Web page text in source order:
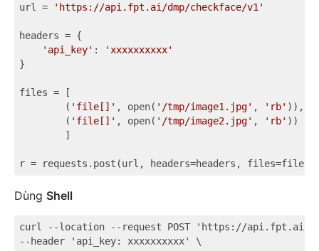
url = 'https://api.fpt.ai/dmp/checkface/v1'
headers = {
'api_key' :
'xxxxxxxxxx'
}
files = [
        (
'file[]' , open( '/tmp/image1.jpg' , 'rb' )),
        (
'file[]' , open( '/tmp/image2.jpg' , 'rb' ))
        ]
Dùng Shell
curl --location --request POST 'https://api.fpt.ai/
--header 'api_key: xxxxxxxxxx' \